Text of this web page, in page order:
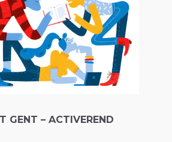
GENT – ACTIVEREND